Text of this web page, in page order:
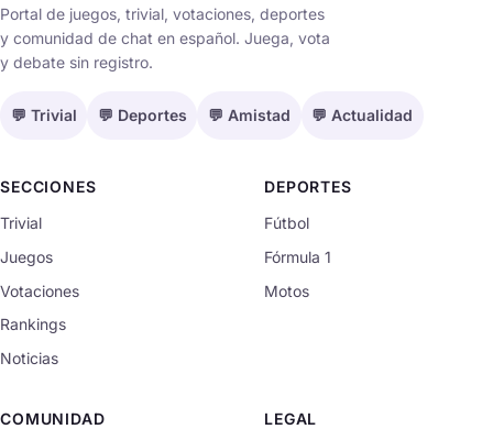
Portal de juegos, trivial, votaciones, deportes
y comunidad de chat en español. Juega, vota
y debate sin registro.
💬 Trivial 💬 Deportes 💬 Amistad 💬 Actualidad
SECCIONES
Trivial
Juegos
Votaciones
Rankings
Noticias
DEPORTES
Fútbol
Fórmula 1
Motos
COMUNIDAD
LEGAL